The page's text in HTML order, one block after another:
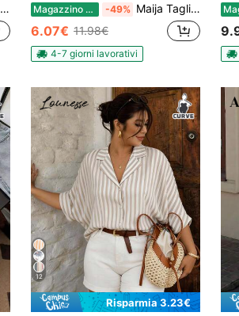
Magazzino EU -49% Maija Taglie forti Canotta casual estiva con orlo asimmetrico, top strutturato e moderno per l'ufficio, collo alla coreana, taglie forti, bianco, adatto a donne vintage, insegnanti, romantico, moda, versatile, top estivo da donna per feste, vacanze, uscite, laurea, elegante, bluse casual e formali per l'ufficio e il lavoro
6.07€ 11.98€
4-7 giorni lavorativi
12
Risparmia 3.23€